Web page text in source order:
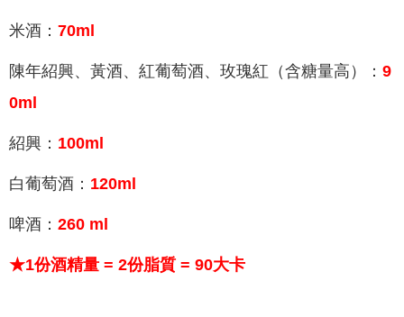
米酒： 70ml
陳年紹興、黃酒、紅葡萄酒、玫瑰紅（含糖量高）： 9
0ml
紹興： 100ml
白葡萄酒： 120ml
啤酒： 260 ml
★1份酒精量 = 2份脂質 = 90大卡